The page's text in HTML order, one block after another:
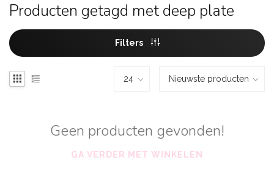
Producten getagd met deep plate
Filters
Geen producten gevonden!
GA VERDER MET WINKELEN